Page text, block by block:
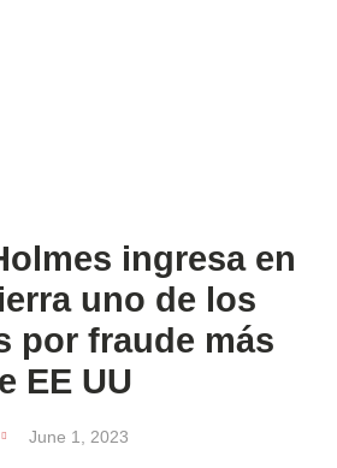
ingresa en
uno de los
por fraude más
EE UU
June 1, 2023